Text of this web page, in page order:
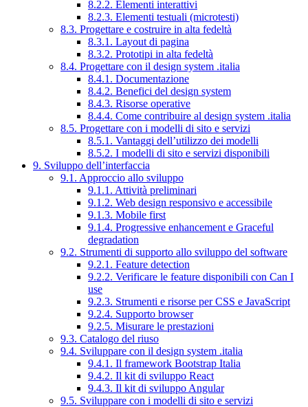
8.2.2. Elementi interattivi
8.2.3. Elementi testuali (microtesti)
8.3. Progettare e costruire in alta fedeltà
8.3.1. Layout di pagina
8.3.2. Prototipi in alta fedeltà
8.4. Progettare con il design system .italia
8.4.1. Documentazione
8.4.2. Benefici del design system
8.4.3. Risorse operative
8.4.4. Come contribuire al design system .italia
8.5. Progettare con i modelli di sito e servizi
8.5.1. Vantaggi dell’utilizzo dei modelli
8.5.2. I modelli di sito e servizi disponibili
9. Sviluppo dell’interfaccia
9.1. Approccio allo sviluppo
9.1.1. Attività preliminari
9.1.2. Web design responsivo e accessibile
9.1.3. Mobile first
9.1.4. Progressive enhancement e Graceful
degradation
9.2. Strumenti di supporto allo sviluppo del software
9.2.1. Feature detection
9.2.2. Verificare le feature disponibili con Can I
use
9.2.3. Strumenti e risorse per CSS e JavaScript
9.2.4. Supporto browser
9.2.5. Misurare le prestazioni
9.3. Catalogo del riuso
9.4. Sviluppare con il design system .italia
9.4.1. Il framework Bootstrap Italia
9.4.2. Il kit di sviluppo React
9.4.3. Il kit di sviluppo Angular
9.5. Sviluppare con i modelli di sito e servizi